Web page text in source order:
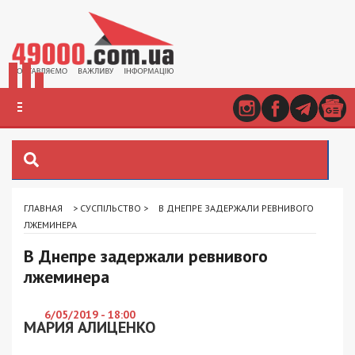
ГЛАВНАЯ > СУСПІЛЬСТВО >
В ДНЕПРЕ ЗАДЕРЖАЛИ РЕВНИВОГО
ЛЖЕМИНЕРА
В Днепре задержали ревнивого
лжеминера
6/05/2019 - 18:00
МАРИЯ АЛИЦЕНКО